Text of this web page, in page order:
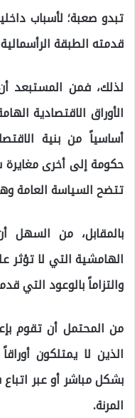
تبدو صعبة؛ لأسباب
قدمته الطبقة
لذلك، فمن المستبعد
الأوراق الاقتصادية
أساسياً من بنية
حكومة إلى أخرى مغايرة
تتضح السياسة العامة
بالمقابل، من السهل
الهامشية التي لا تؤثر
والتزاماً بالوعود التي
من المحتمل أن تقوم
الذين لا يمتلكون
بشكل مباشر أو عبر
المرنة.